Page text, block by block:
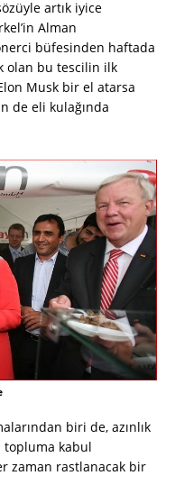
artık iyice
Alman
büfesinden haftada
olan bu tescilin ilk
Musk bir el atarsa
de eli kulağında
biri de, azınlık
kabul
zaman rastlanacak bir